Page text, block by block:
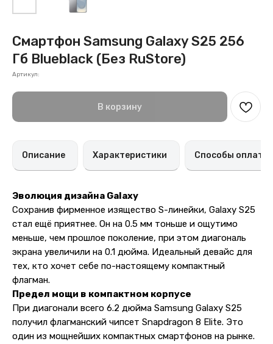
Смартфон Samsung Galaxy S25 256
Гб Blueblack (Без RuStore)
Артикул:
В корзину
Описание Характеристики Способы оплаты
Эволюция дизайна Galaxy
Сохранив фирменное изящество S-линейки, Galaxy S25
стал ещё приятнее. Он на 0.5 мм тоньше и ощутимо
меньше, чем прошлое поколение, при этом диагональ
экрана увеличили на 0.1 дюйма. Идеальный девайс для
тех, кто хочет себе по-настоящему компактный
флагман.
Предел мощи в компактном корпусе
При диагонали всего 6.2 дюйма Samsung Galaxy S25
получил флагманский чипсет Snapdragon 8 Elite. Это
один из мощнейших компактных смартфонов на рынке.